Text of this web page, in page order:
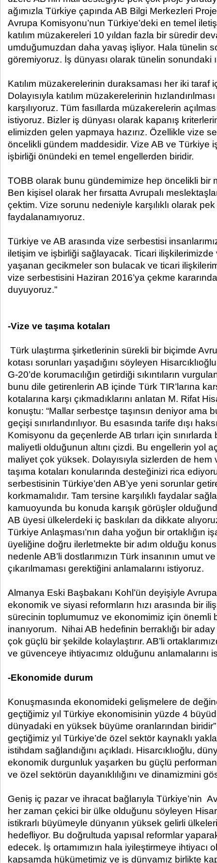
ağımızla Türkiye çapında AB Bilgi Merkezleri
Avrupa Komisyonu’nun Türkiye’deki en temel
katılım müzakereleri 10 yıldan fazla bir süredir
umduğumuzdan daha yavaş işliyor. Hala tünelin
göremiyoruz. İş dünyası olarak tünelin sonundaki
Katılım müzakerelerinin duraksaması her iki taraf
Dolayısıyla katılım müzakerelerinin
karşılıyoruz. Tüm fasıllarda müzakerelerin
istiyoruz. Bizler iş dünyası olarak kapanış
elimizden gelen yapmaya hazırız. Özellikle vize
öncelikli gündem maddesidir. Vize AB ve Türkiye
işbirliği önündeki en temel engellerden biridir.
TOBB olarak bunu gündemimize hep öncelikli bir
Ben kişisel olarak her fırsatta Avrupalı
çektim. Vize sorunu nedeniyle karşılıklı olarak pek
faydalanamıyoruz.
Türkiye ve AB arasında vize serbestisi
iletişim ve işbirliği sağlayacak. Ticari
yaşanan gecikmeler son bulacak ve ticari
vize serbestisini Haziran 2016’ya çekme
duyuyoruz.”
-Vize ve taşıma kotaları
Türk ulaştırma şirketlerinin sürekli bir biçimde
kotası sorunları yaşadığını söyleyen
G-20’de korumacılığın getirdiği sıkıntıların
bunu dile getirenlerin AB içinde Türk TIR’larına
kotalarına karşı çıkmadıklarını anlatan M. Rifat
konuştu: “Mallar serbestçe taşınsın deniyor ama
geçişi sınırlandırılıyor. Bu esasında tarife dışı
Komisyonu da geçenlerde AB tırları için
maliyetli olduğunun altını çizdi. Bu engellerin yol
maliyet çok yüksek. Dolayısıyla sizlerden de
taşıma kotaları konularında desteğinizi rica
serbestisinin Türkiye’den AB’ye yeni sorunlar
korkmamalıdır. Tam tersine karşılıklı faydalar
kamuoyunda bu konuda karışık görüşler
AB üyesi ülkelerdeki iç baskıları da dikkate
Türkiye Anlaşması’nın daha yoğun bir ortaklığın
üyeliğine doğru ilerletmekte bir adım olduğu
nedenle AB’li dostlarımızın Türk insanının umut
çıkarılmaması gerektiğini anlamalarını istiyoruz.
Almanya Eski Başbakanı Kohl’ün deyişiyle
ekonomik ve siyasi reformların hızı arasında bir
sürecinin toplumumuz ve ekonomimiz için önemli
inanıyorum. Nihai AB hedefinin berraklığı bir
çok güçlü bir şekilde kolaylaştırır. AB’li
ve güvenceye ihtiyacımız olduğunu anlamalarını
-Ekonomide durum
Konuşmasında ekonomideki gelişmelere de
geçtiğimiz yıl Türkiye ekonomisinin yüzde 4
dünyadaki en yüksek büyüme oranlarından
geçtiğimiz yıl Türkiye’de özel sektör kaynaklı
istihdam sağlandığını açıkladı. Hisarcıklıoğlu,
ekonomik durgunluk yaşarken bu güçlü
ve özel sektörün dayanıklılığını ve dinamizmini
Geniş iç pazar ve ihracat bağlarıyla Türkiye’nin
her zaman çekici bir ülke olduğunu söyleyen
istikrarlı büyümeyle dünyanın yüksek gelirli
hedefliyor. Bu doğrultuda yapısal reformlar
edecek. İş ortamımızın hala iyileştirmeye ihtiyacı
kapsamda hükümetimiz ve iş dünyamız birlikte